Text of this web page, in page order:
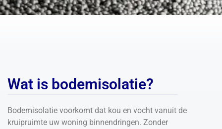
Wat is bodemisolatie?
Bodemisolatie voorkomt dat kou en vocht vanuit de
kruipruimte uw woning binnendringen. Zonder